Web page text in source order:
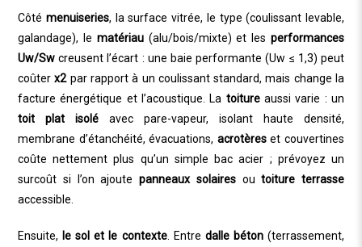
Côté menuiseries, la surface vitrée, le type (coulissant levable,
galandage), le matériau(alu/bois/mixte) et lesperformances
Uw/Sw creusent l’écart : une baie performante (Uw ≤ 1,3) peut
coûterx2par rapport à un coulissant standard, mais change la
facture énergétique et l’acoustique. La toitureaussi varie : un
toit plat isolé avec pare-vapeur, isolant haute densité,
membrane d’étanchéité, évacuations, acrotèreset couvertines
coûte nettement plus qu’un simple bac acier ; prévoyez un
surcoût si l’on ajoute panneaux solairesoutoiture terrasse
accessible.
Ensuite, le sol et le contexte. Entre dalle béton(terrassement,